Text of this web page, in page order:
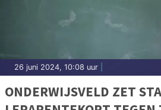
26 juni 2024, 10:08 uur
ONDERWIJSVELD ZET